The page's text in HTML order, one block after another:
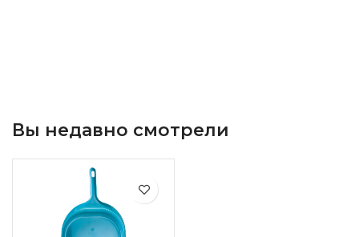
Вы недавно смотрели